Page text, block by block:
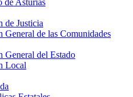
de Asturias
de Justicia
General de las Comunidades
General del Estado
Local